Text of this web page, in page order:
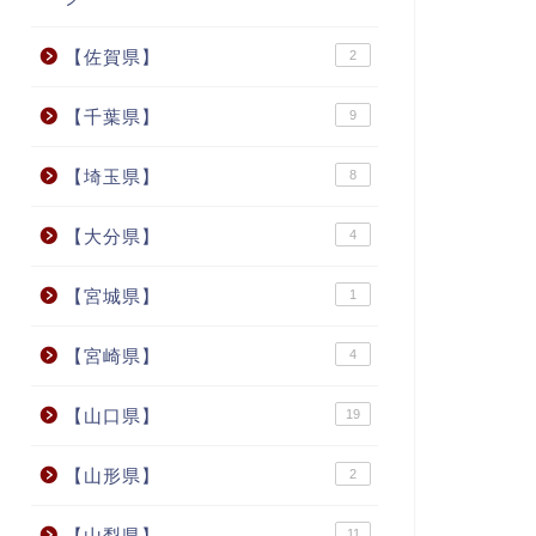
【佐賀県】 2
【千葉県】 9
【埼玉県】 8
【大分県】 4
【宮城県】 1
【宮崎県】 4
【山口県】 19
【山形県】 2